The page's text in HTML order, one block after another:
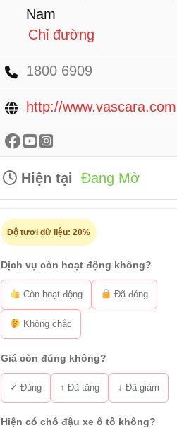
Nam
Chỉ đường
1800 6909
http://www.vascara.com
Hiện tại Đang Mở
Độ tươi dữ liệu: 20%
Dịch vụ còn hoạt động không?
Còn hoạt động Đã đóng
Không chắc
Giá còn đúng không?
✓ Đúng ↑ Đã tăng ↓ Đã giảm
Hiện có chỗ đậu xe ô tô không?